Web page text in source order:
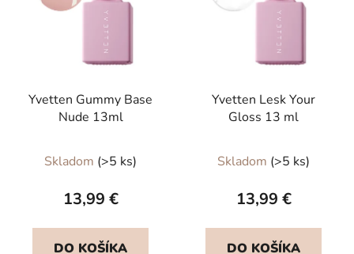
Yvetten Gummy Base
Nude 13ml
hodnotenie
produktu
5,0
Skladom (>5 ks)
13,99 €
DO KOŠÍKA
Yvetten Lesk Your
Gloss 13 ml
Skladom (>5 ks)
13,99 €
DO KOŠÍKA